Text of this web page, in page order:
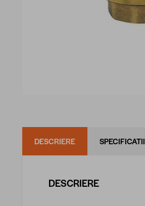
DESCRIERE SPECIFICATII
DESCRIERE